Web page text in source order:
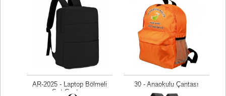
625,00 TL
450,00 TL
AR-2025 - Laptop Bölmeli
Sırt Çantası
30 - Anaokulu Çantası